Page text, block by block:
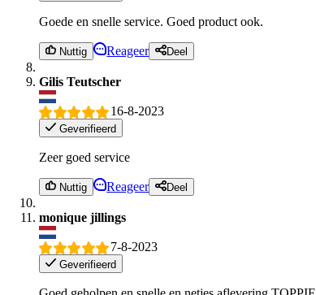
Goede en snelle service. Goed product ook.
Nuttig Reageer Deel
Gilis Teutscher
16-8-2023
Geverifieerd
Zeer goed service
Nuttig Reageer Deel
monique jillings
7-8-2023
Geverifieerd